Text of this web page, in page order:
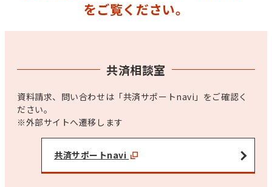
をご覧ください。
共済相談室
資料請求、問い合わせは「共済サポートnavi」をご確認く
ださい。
※外部サイトへ遷移します
共済サポートnavi